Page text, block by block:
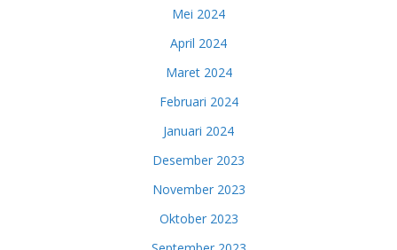
Mei 2024
April 2024
Maret 2024
Februari 2024
Januari 2024
Desember 2023
November 2023
Oktober 2023